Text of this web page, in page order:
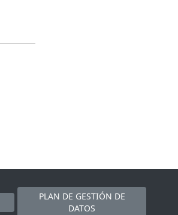
PLAN DE GESTIÓN DE
DATOS